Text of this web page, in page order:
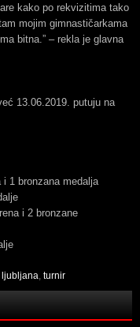
kako po rekvizitima tako
mojim gimnastičarkama
bitna.” – rekla je glavna
13.06.2019. putuju na
1 bronzana medalja
i 2 bronzane
ljubljana, turnir